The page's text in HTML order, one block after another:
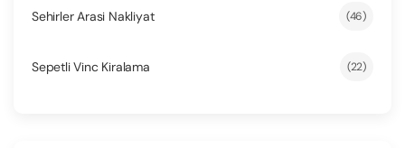
Sehirler Arasi Nakliyat (46)
Sepetli Vinc Kiralama (22)